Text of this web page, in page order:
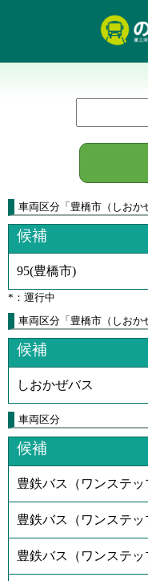
車両区分 「 豊橋市（しおか
候補
95(豊橋市)
*：運行中
車両区分「豊橋市（しおか
候補
しおかぜバス
車両区分
候補
豊鉄バス（ワンステッ
豊鉄バス（ワンステ
豊鉄バス（ワンステ